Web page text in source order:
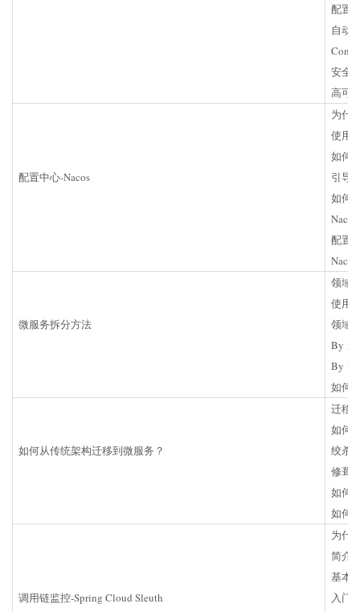
配置
自动
安全
高可
配置中心-Nacos
为什
使用
如何
引导
如何
配置
微服务拆分方法
领域
使用
领域
By
By
如何
如何从传统架构迁移到微服务？
迁移
如何
绞杀
修葺
如何
如何
调用链监控-Spring Cloud Sleuth
为什
简介
基本
入门